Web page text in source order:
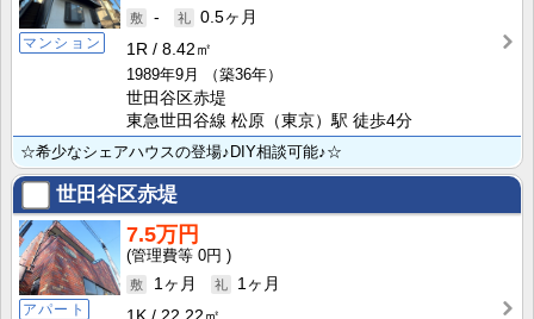
マンション
-
0.5ヶ月
1R
8.42㎡
1989年9月
（築36年）
世田谷区赤堤
東急世田谷線 松原（東京）駅 徒歩4分
☆希少なシェアハウスの登場♪DIY相談可能♪☆
世田谷区赤堤
アパート
7.5万円
0円
1ヶ月
1ヶ月